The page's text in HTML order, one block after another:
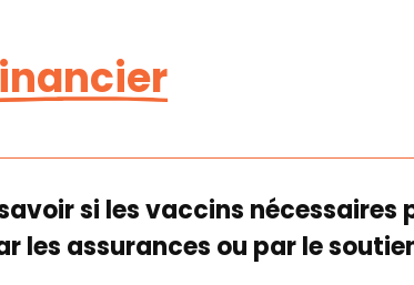
si les vaccins nécessaires
les assurances ou par le